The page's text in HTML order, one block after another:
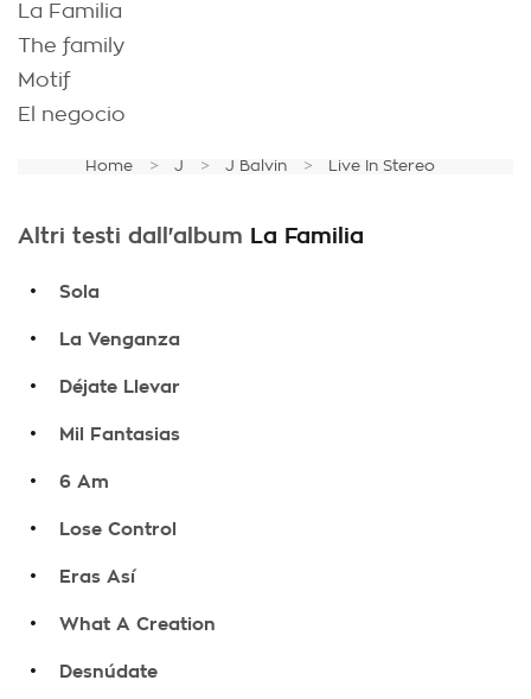
La Familia
The family
Motif
El negocio
Home J J Balvin Live In Stereo
Altri testi dall'album La Familia
. Sola
. La Venganza
. Déjate Llevar
. Mil Fantasias
. 6 Am
. Lose Control
. Eras Así
. What A Creation
. Desnúdate